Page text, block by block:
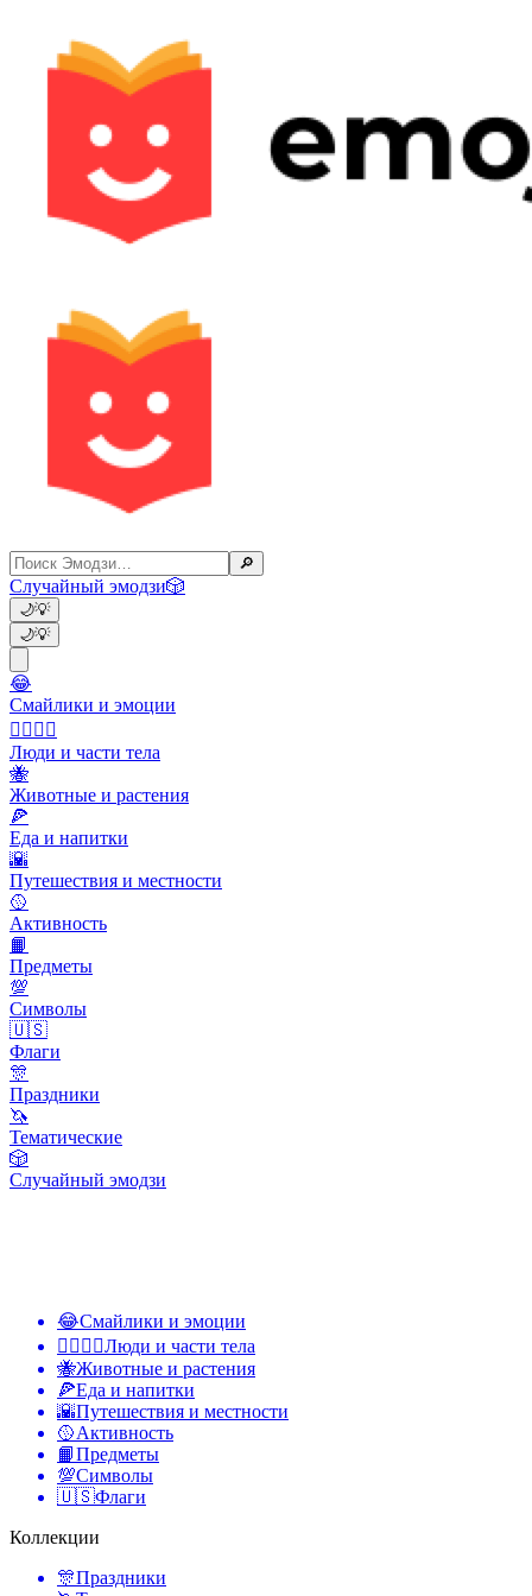
🔎
Случайный эмодзи🎲
🌙💡
🌙💡
😂
Смайлики и эмоции
👩‍❤️‍💋‍👨
Люди и части тела
🐝
Животные и растения
🍕
Еда и напитки
🌇
Путешествия и местности
🥎
Активность
📙
Предметы
💯
Символы
🇺🇸
Флаги
🎊
Праздники
🦄
Тематические
🎲
Случайный эмодзи
😂Смайлики и эмоции
👩‍❤️‍💋‍👨Люди и части тела
🐝Животные и растения
🍕Еда и напитки
🌇Путешествия и местности
🥎Активность
📙Предметы
💯Символы
🇺🇸Флаги
Коллекции
🎊Праздники